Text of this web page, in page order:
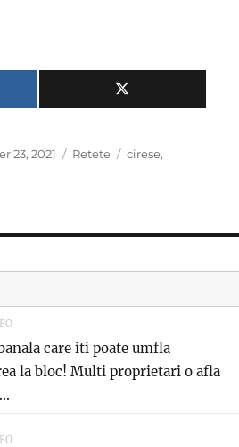
23, 2021 Categories
Retete Tags
cirese,
care iti poate umfla
la bloc! Multi proprietari o afla